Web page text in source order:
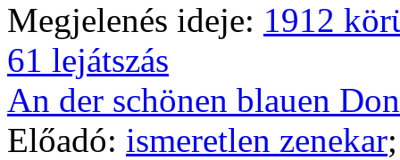
Megjelenés ideje: 1912
61 lejátszás
An der schönen blauen
Előadó: ismeretlen zenekar